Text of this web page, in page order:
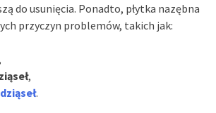
do usunięcia. Ponadto, płytka nazębna
przyczyn problemów, takich jak:
,
.